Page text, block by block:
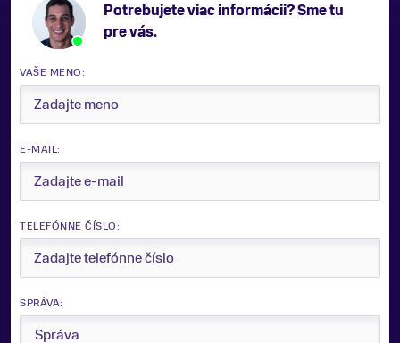
Potrebujete viac informácii? Sme tu
pre vás.
VAŠE MENO:
E-MAIL:
TELEFÓNNE ČÍSLO:
SPRÁVA: